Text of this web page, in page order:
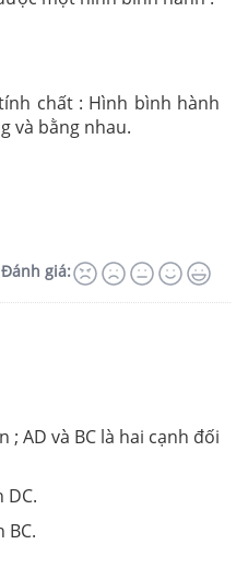
chất : Hình bình hành
và bằng nhau.
Đánh giá:
; AD và BC là hai cạnh đối
DC.
BC.